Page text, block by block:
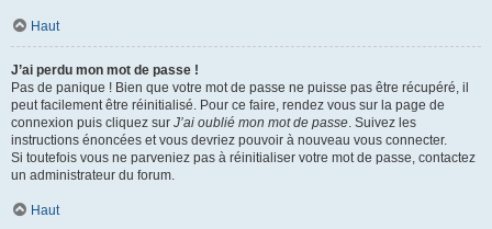
Haut
J’ai perdu mon mot de passe !
Pas de panique ! Bien que votre mot de passe ne puisse pas être récupéré, il
peut facilement être réinitialisé. Pour ce faire, rendez vous sur la page de
connexion puis cliquez sur J’ai oublié mon mot de passe. Suivez les
instructions énoncées et vous devriez pouvoir à nouveau vous connecter.
Si toutefois vous ne parveniez pas à réinitialiser votre mot de passe, contactez
un administrateur du forum.
Haut